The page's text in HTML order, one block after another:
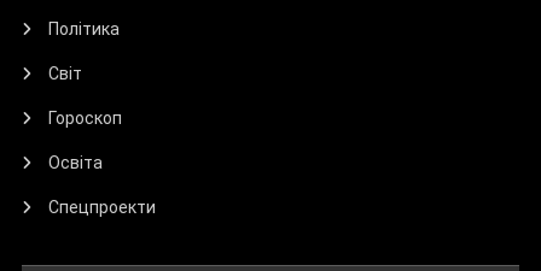
Політика
Світ
Гороскоп
Освіта
Спецпроекти